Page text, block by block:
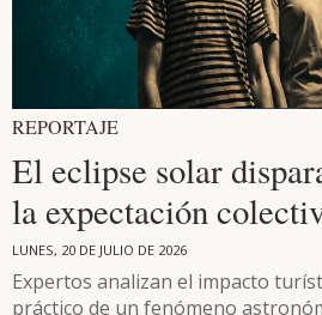
REPORTAJE
El eclipse solar
la expectación
LUNES, 20 DE JULIO DE 2026
Expertos analizan el impacto
práctico de un fenómeno